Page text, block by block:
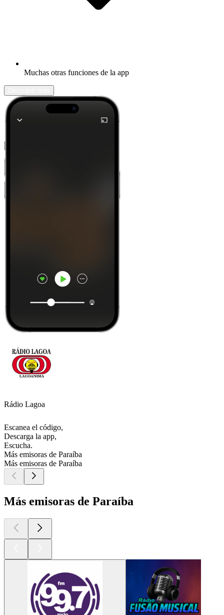
Muchas otras funciones de la app
Rádio Lagoa
Escanea el código,
Descarga la app,
Escucha.
Más emisoras de Paraíba
Más emisoras de Paraíba
Más emisoras de Paraíba